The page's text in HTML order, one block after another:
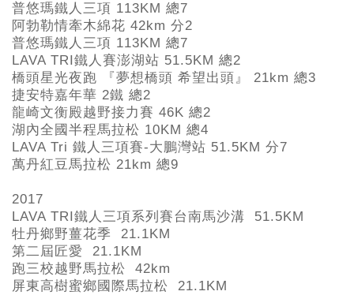
普悠瑪鐵人三項 113KM 總7
阿勃勒情牽木綿花 42km 分2
普悠瑪鐵人三項 113KM 總7
LAVA TRI 鐵人賽澎湖站 51.5KM 總2
橋頭星光夜跑 『夢想橋頭 希望出頭』 21km 總3
捷安特嘉年華 2鐵 總2
龍崎文衡殿越野接力賽 46K 總2
湖內全國半程馬拉松 10KM 總4
LAVA Tri 鐵人三項賽-大鵬灣站 51.5KM 分7
萬丹紅豆馬拉松 21km 總9
2017
LAVA TRI 鐵人三項系列賽台南馬沙溝 51.5KM
牡丹鄉野薑花季 21.1KM
第二屆匠愛 21.1KM
跑三校越野馬拉松 42km
屏東高樹蜜鄉國際馬拉松 21.1KM